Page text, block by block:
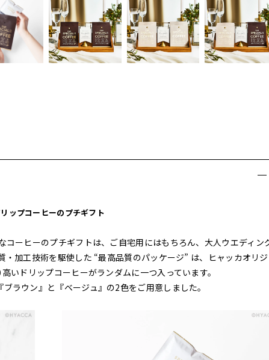
ップコーヒーのプチギフト
ーヒーのプチギフトは、ご自宅用にはもちろん、大人ウエディン
加工技術を駆使した “最高品質のパッケージ” は、ヒャッカオリ
いドリップコーヒーがランダムに一つ入っています。
ラウン』と『ベージュ』の2色をご用意しました。